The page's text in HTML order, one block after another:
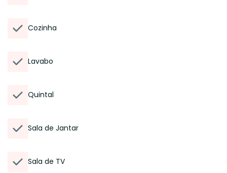
Cozinha
Lavabo
Quintal
Sala de Jantar
Sala de TV